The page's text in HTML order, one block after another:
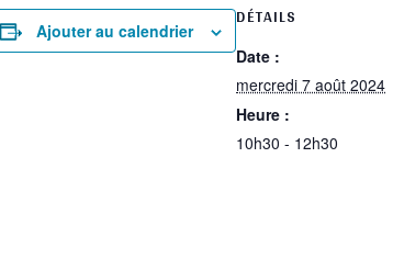
Ajouter au calendrier DÉTAILS
Date :
mercredi 7 août 2024
Heure :
10h30 - 12h30